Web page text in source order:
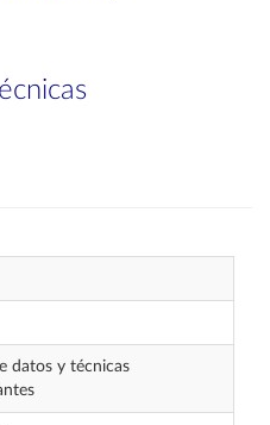
datos y técnicas